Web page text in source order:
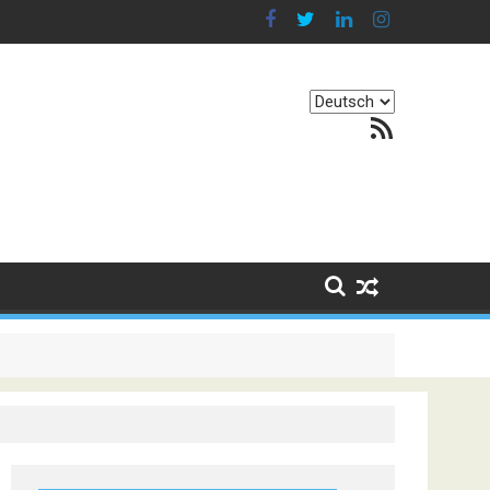
Sprache
auswählenRSS-Feed
besteht darin, Kontinente zu verbinden